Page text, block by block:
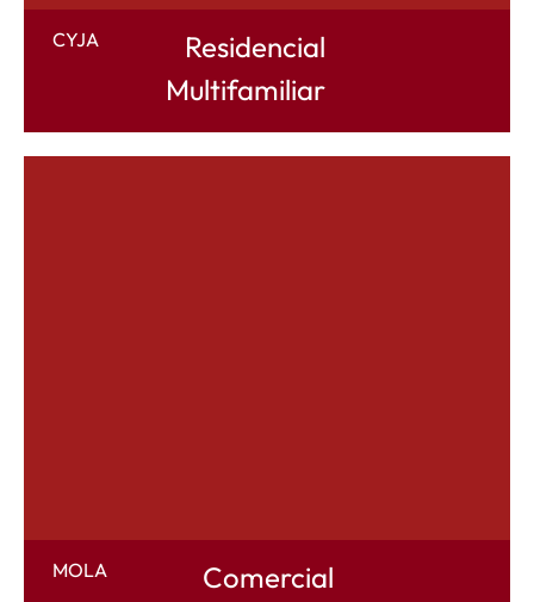
CYJA
Residencial
Multifamiliar
MOLA Comercial